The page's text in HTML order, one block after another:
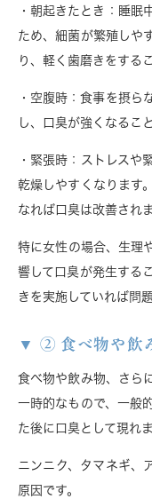
・朝起きたとき
：睡眠
ため、細菌が繁殖しや
り、軽く歯磨きをする
・空腹時 ：食事を摂ら
し、口臭が強くなるこ
・緊張時 ：ストレスや
乾燥しやすくなります
なれば口臭は改善されま
特に女性の場合、生理
響して口臭が発生する
きを実施していれば問
② 食べ物や飲
食べ物や飲み物、さら
一時的なもので、一般
た後に口臭として現れま
ニンニク、タマネギ、
原因です。